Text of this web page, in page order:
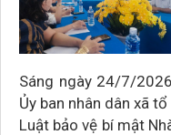
Sáng ngày 24/7/
Ủy ban nhân dân xã
Luật bảo vệ bí mật